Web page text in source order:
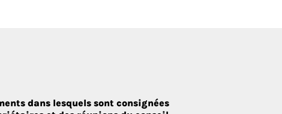
dans lesquels sont consignées